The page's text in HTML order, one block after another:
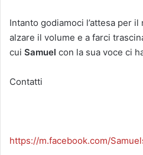
Intanto godiamoci l’attesa per
alzare il volume e a farci
cui Samuel con la sua voce ci
Contatti
https://m.facebook.com/